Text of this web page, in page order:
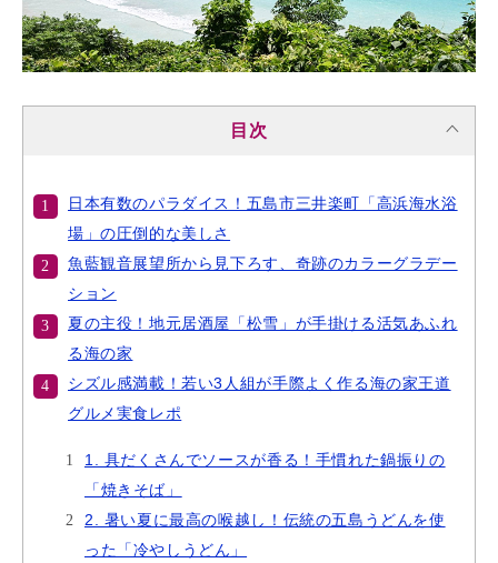
目次
日本有数のパラダイス！五島市三井楽町「高浜海水浴
場」の圧倒的な美しさ
魚藍観音展望所から見下ろす、奇跡のカラーグラデー
ション
夏の主役！地元居酒屋「松雪」が手掛ける活気あふれ
る海の家
シズル感満載！若い3人組が手際よく作る海の家王道
グルメ実食レポ
1. 具だくさんでソースが香る！手慣れた鍋振りの
「焼きそば」
2. 暑い夏に最高の喉越し！伝統の五島うどんを使
った「冷やしうどん」